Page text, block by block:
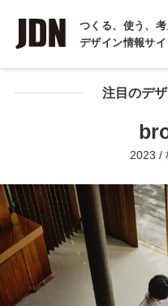
つくる、使う、
デザイン情報サイ
INTERVIEW
インタビュー
REPORT注目のデ
2023 /